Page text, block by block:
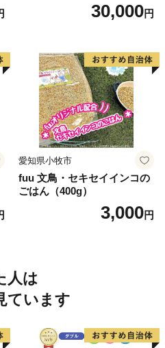
30,000円
愛知県小牧市
fuu 文鳥・セキセイインコの
ごはん（400g）
3,000円
人は
ています